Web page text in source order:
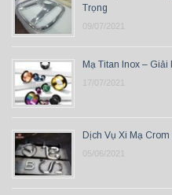
Trọng
09/07/2021
Mạ Titan Inox – Giải
17/07/2021
Dịch Vụ Xi Mạ Crom
05/06/2021